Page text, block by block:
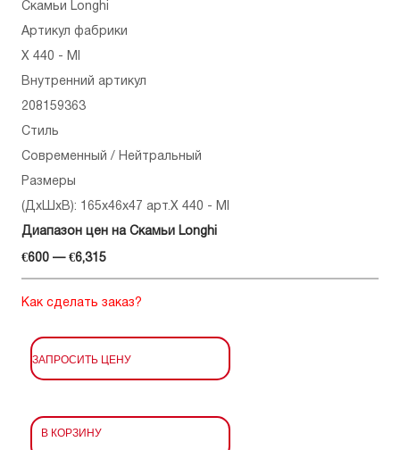
Скамьи Longhi
Артикул фабрики
X 440 - MI
Внутренний артикул
208159363
Стиль
Современный / Нейтральный
Размеры
(ДхШхВ): 165x46x47 арт.X 440 - MI
Диапазон цен на Скамьи Longhi
€600 — €6,315
Как сделать заказ?
ЗАПРОСИТЬ ЦЕНУ
В КОРЗИНУ